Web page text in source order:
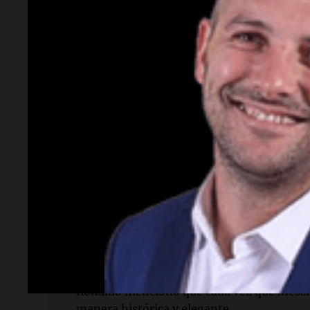
¿Qué dijo Ronaldo sobre Messi?
Ronaldo Nazário afirmó que Messi es el
tiempos y que ya no deberían existir dudas
¿Cuántos goles tiene Messi en Mundiales?
Messi alcanzó los 16 goles en Copas del
¿Qué opinó Ronaldo sobre los récords?
Ronaldo destacó que los récords están
Messi no sorprende a los aficionados.
¿Cómo describió Ronaldo a Messi?
Ronaldo mencionó que cada vez que